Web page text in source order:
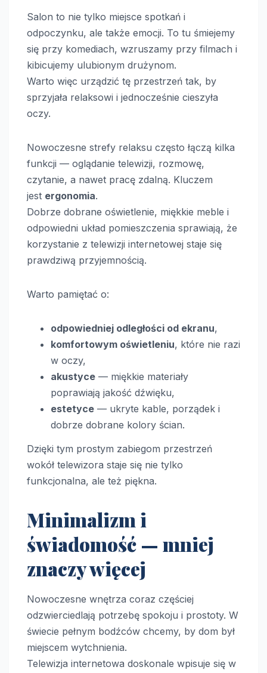
Salon to nie tylko miejsce spotkań i
odpoczynku, ale także emocji. To tu śmiejemy
się przy komediach, wzruszamy przy filmach i
kibicujemy ulubionym drużynom.
Warto więc urządzić tę przestrzeń tak, by
sprzyjała relaksowi i jednocześnie cieszyła
oczy.
Nowoczesne strefy relaksu często łączą kilka
funkcji — oglądanie telewizji, rozmowę,
czytanie, a nawet pracę zdalną. Kluczem
jest ergonomia.
Dobrze dobrane oświetlenie, miękkie meble i
odpowiedni układ pomieszczenia sprawiają, że
korzystanie z telewizji internetowej staje się
prawdziwą przyjemnością.
Warto pamiętać o:
odpowiedniej odległości od ekranu,
komfortowym oświetleniu, które nie razi
w oczy,
akustyce — miękkie materiały
poprawiają jakość dźwięku,
estetyce — ukryte kable, porządek i
dobrze dobrane kolory ścian.
Dzięki tym prostym zabiegom przestrzeń
wokół telewizora staje się nie tylko
funkcjonalna, ale też piękna.
Minimalizm i
świadomość — mniej
znaczy więcej
Nowoczesne wnętrza coraz częściej
odzwierciedlają potrzebę spokoju i prostoty. W
świecie pełnym bodźców chcemy, by dom był
miejscem wytchnienia.
Telewizja internetowa doskonale wpisuje się w